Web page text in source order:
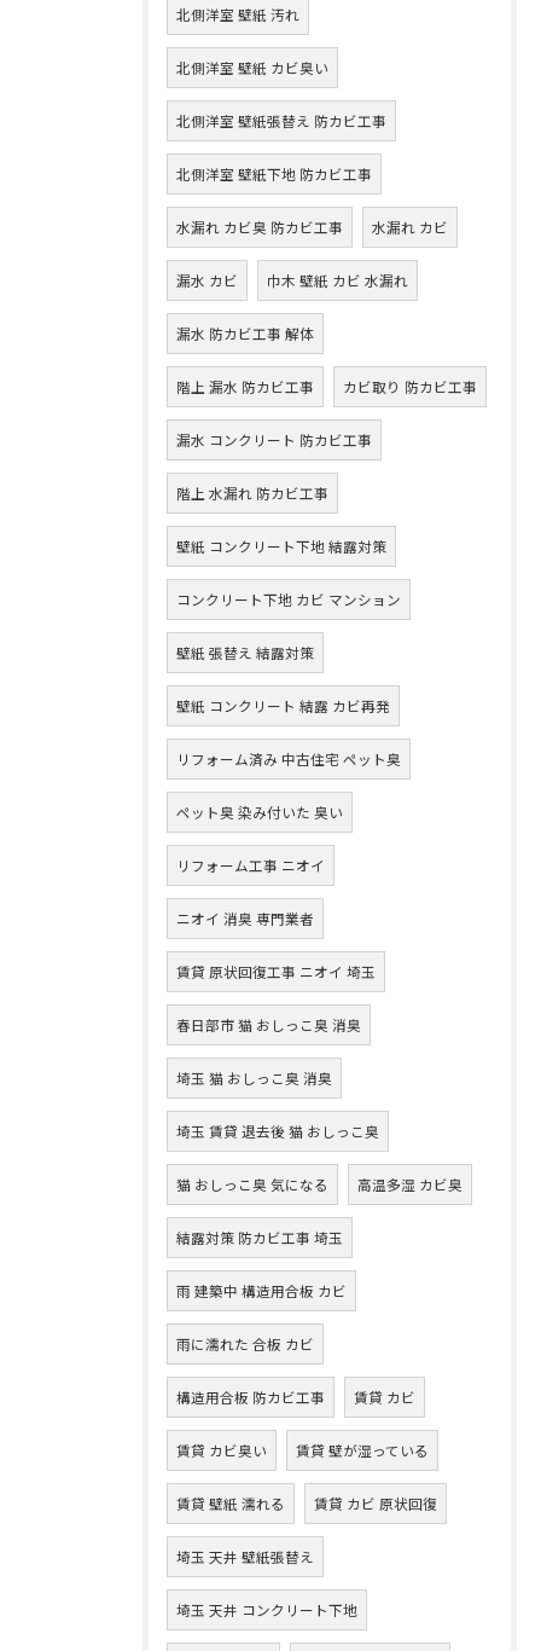
北側洋室 壁紙 汚れ
北側洋室 壁紙 カビ臭い
北側洋室 壁紙張替え 防カビ工事
北側洋室 壁紙下地 防カビ工事
水漏れ カビ臭 防カビ工事 水漏れ カビ
漏水 カビ 巾木 壁紙 カビ 水漏れ
漏水 防カビ工事 解体
階上 漏水 防カビ工事 カビ取り 防カビ工事
漏水 コンクリート 防カビ工事
階上 水漏れ 防カビ工事
壁紙 コンクリート下地 結露対策
コンクリート下地 カビ マンション
壁紙 張替え 結露対策
壁紙 コンクリート 結露 カビ再発
リフォーム済み 中古住宅 ペット臭
ペット臭 染み付いた 臭い
リフォーム工事 ニオイ
ニオイ 消臭 専門業者
賃貸 原状回復工事 ニオイ 埼玉
春日部市 猫 おしっこ臭 消臭
埼玉 猫 おしっこ臭 消臭
埼玉 賃貸 退去後 猫 おしっこ臭
猫 おしっこ臭 気になる 高温多湿 カビ臭
結露対策 防カビ工事 埼玉
雨 建築中 構造用合板 カビ
雨に濡れた 合板 カビ
構造用合板 防カビ工事 賃貸 カビ
賃貸 カビ臭い 賃貸 壁が湿っている
賃貸 壁紙 濡れる 賃貸 カビ 原状回復
埼玉 天井 壁紙張替え
埼玉 天井 コンクリート下地